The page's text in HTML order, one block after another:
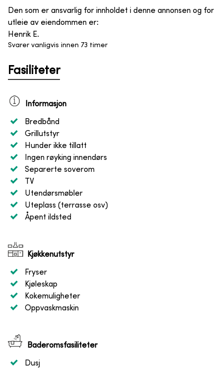
Den som er ansvarlig for innholdet i denne annonsen og for
utleie av eiendommen er:
Henrik E.
Svarer vanligvis innen 73 timer
Fasiliteter
Informasjon
Bredbånd
Grillutstyr
Hunder ikke tillatt
Ingen røyking innendørs
Separerte soverom
TV
Utendørsmøbler
Uteplass (terrasse osv)
Åpent ildsted
Kjøkkenutstyr
Fryser
Kjøleskap
Kokemuligheter
Oppvaskmaskin
Baderomsfasiliteter
Dusj